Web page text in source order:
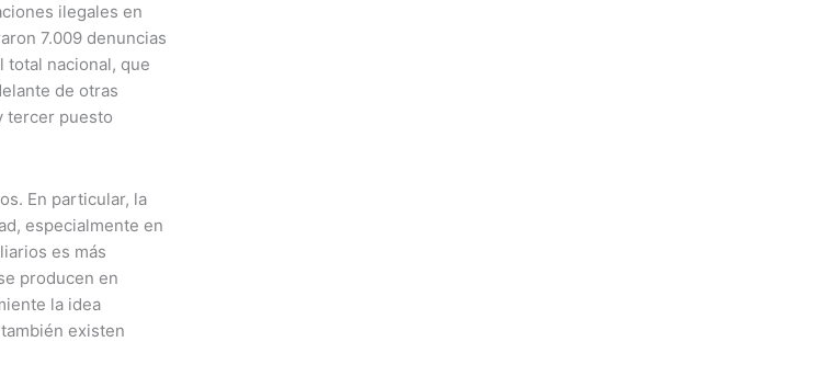
ilegales en
7.009 denuncias
total nacional, que
de otras
tercer puesto
En particular, la
especialmente en
es más
producen en
la idea
existen